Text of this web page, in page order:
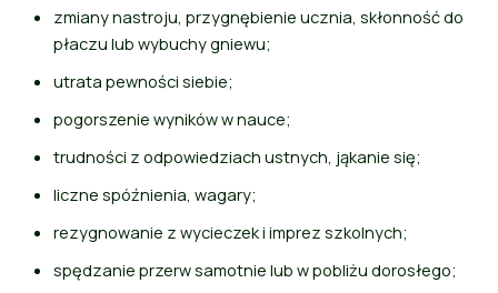
zmiany nastroju, przygnębienie ucznia, skłonność do
płaczu lub wybuchy gniewu;
utrata pewności siebie;
pogorszenie wyników w nauce;
trudności z odpowiedziach ustnych, jąkanie się;
liczne spóźnienia, wagary;
rezygnowanie z wycieczek i imprez szkolnych;
spędzanie przerw samotnie lub w pobliżu dorosłego;